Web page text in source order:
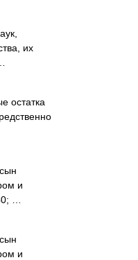
их
остатка
и
…
и